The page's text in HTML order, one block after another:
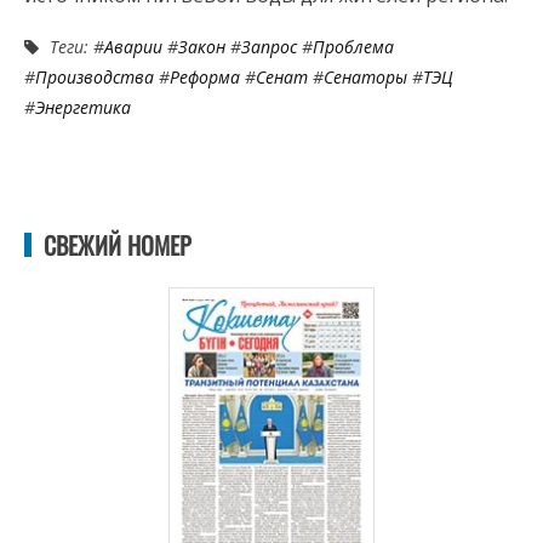
Теги: #Аварии #Закон #Запрос#Проблема
#Производства #Реформа #Сенат #Сенаторы #ТЭЦ
#Энергетика
СВЕЖИЙ НОМЕР